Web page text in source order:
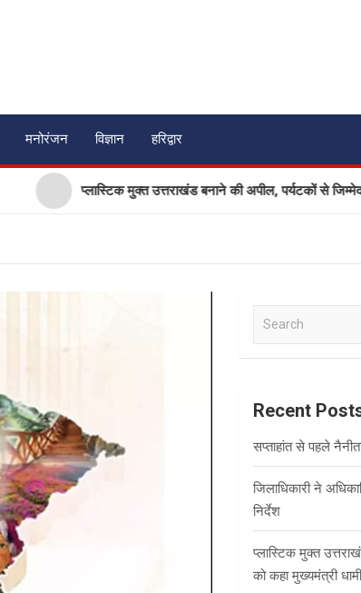
मनोरंजन विज्ञान हरिद्वार
प्लास्टिक मुक्त उत्तराखंड बनाने की अपील, पर्यटकों से जिम्मेदारी निभाने को
a
c
Recent
सप्ताहांत से पहले
जिलाधिकारी ने
निर्देश
प्लास्टिक मुक्त
को कहा मुख्यमंत्री